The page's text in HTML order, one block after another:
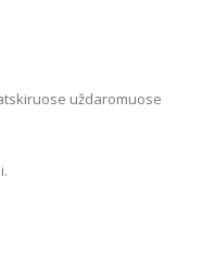
uždaromuose